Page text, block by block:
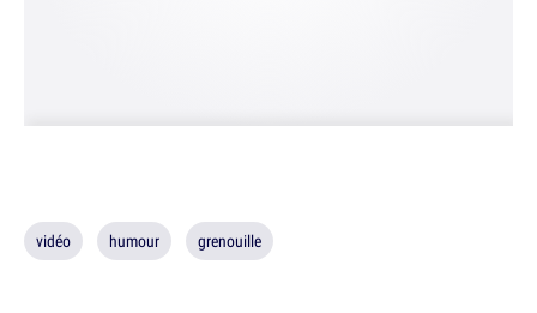
vidéo humour grenouille